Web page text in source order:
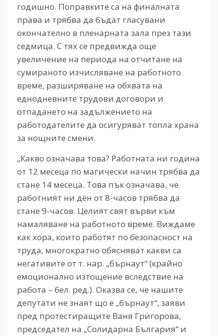
годишно. Поправките са на финалната
права и трябва да бъдат гласувани
окончателно в пленарната зала през тази
седмица. С тях се предвижда още
увеличение на периода на отчитане на
сумираното изчисляване на работното
време, разширяване на обхвата на
еднодневните трудови договори и
отпадането на задължението на
работодателите да осигуряват топла храна
за нощните смени.
„Какво означава това? Работната ни година
от 12 месеца по магически начин трябва да
стане 14 месеца. Това пък означава, че
работният ни ден от 8-часов трябва да
стане 9-часов. Целият свят върви към
намаляване на работното време. Виждаме
как хора, които работят по безопасност на
труда, многократно обясняват какви са
негативите от т. нар. „бърнаут“ (крайно
емоционално изтощение вследствие на
работа – бел. ред.). Оказва се, че нашите
депутати не знаят що е „бърнаут“, заяви
пред протестиращите Ваня Григорова,
председател на „Солидарна България“ и